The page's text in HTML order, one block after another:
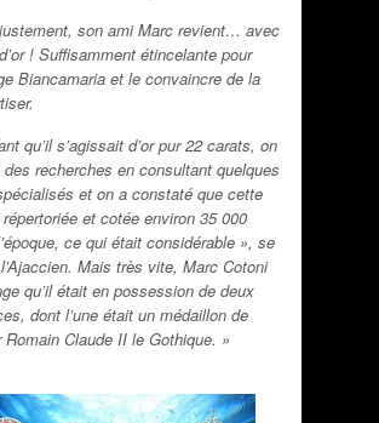
son ami Marc revient… avec
! Suffisamment étincelante pour
Biancamaria et le convaincre de la
qu’il s’agissait d’or pur 22 carats, on
recherches en consultant quelques
et on a constaté que cette
et cotée environ 35 000
ce qui était considérable », se
Mais très vite, Marc Cotoni
qu’il était en possession de deux
dont l’une était un médaillon de
Romain Claude II le Gothique. »